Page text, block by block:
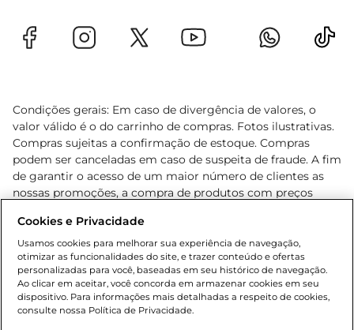
Condições gerais: Em caso de divergência de valores, o
valor válido é o do carrinho de compras. Fotos ilustrativas.
Compras sujeitas a confirmação de estoque. Compras
podem ser canceladas em caso de suspeita de fraude. A fim
de garantir o acesso de um maior número de clientes as
nossas promoções, a compra de produtos com preços
cliente. Os preços, ofertas e condições são exclusivos para
o e-commerce e válidos durante o dia de hoje, podendo
sofrer alterações sem prévia notificação. Proibida a venda
de bebidas alcoólicas para menores de 18 anos, conforme
Lei n.º 8069/90, art. 81, inciso II (Estatuto da Criança e do
Adolescente). Preços e condições exclusivos para o
Cookies e Privacidade
Usamos cookies para melhorar sua experiência de navegação,
otimizar as funcionalidades do site, e trazer conteúdo e ofertas
personalizadas para você, baseadas em seu histórico de navegação.
Ao clicar em aceitar, você concorda em armazenar cookies em seu
dispositivo. Para informações mais detalhadas a respeito de cookies,
consulte nossa Política de Privacidade.